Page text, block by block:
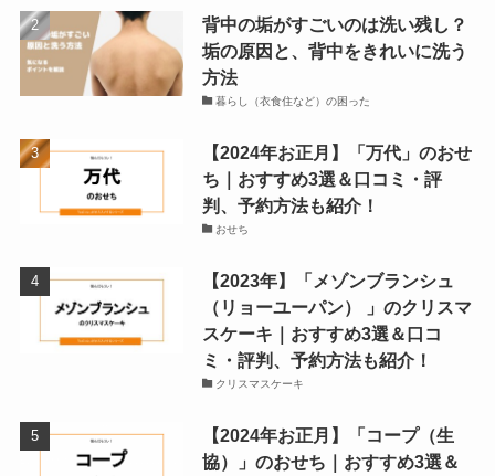
背中の垢がすごいのは洗い残し？
垢の原因と、背中をきれいに洗う
方法
暮らし（衣食住など）の困った
【2024年お正月】「万代」のおせ
ち｜おすすめ3選＆口コミ・評
判、予約方法も紹介！
おせち
【2023年】「メゾンブランシュ
（リョーユーパン） 」のクリスマ
スケーキ｜おすすめ3選＆口コ
ミ・評判、予約方法も紹介！
クリスマスケーキ
【2024年お正月】「コープ（生
協）」のおせち｜おすすめ3選＆